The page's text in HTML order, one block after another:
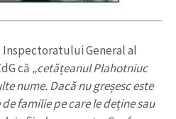
General al
că „cetățeanul Plahotniuc
nume. Dacă nu greșesc este
familie pe care le deține sau